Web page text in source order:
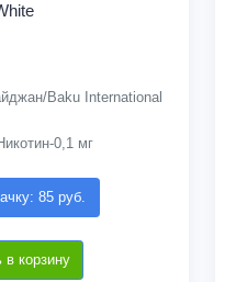
Baku International
0,1 мг
85 руб.
в корзину